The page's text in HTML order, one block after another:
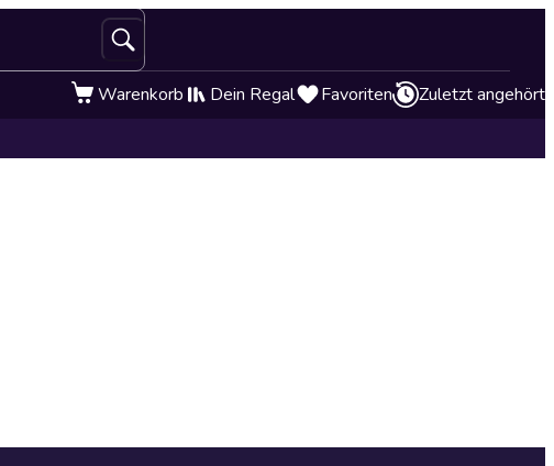
Warenkorb Dein Regal Favoriten Zuletzt angehört